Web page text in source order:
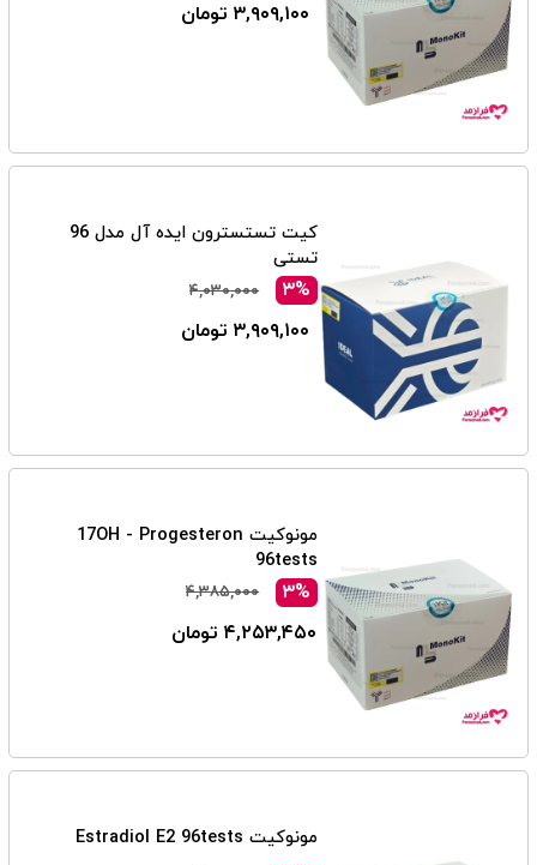
۳,۹۰۹,۱۰۰ تومان
کیت تستسترون ایده آل مدل 96
تستی
۳% ۴,۰۳۰,۰۰۰
۳,۹۰۹,۱۰۰ تومان
مونوکیت 17OH - Progesteron
96tests
۳% ۴,۳۸۵,۰۰۰
۴,۲۵۳,۴۵۰ تومان
مونوکیت Estradiol E2 96tests